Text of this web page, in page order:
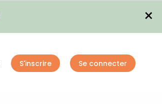
×
S'inscrire Se connecter